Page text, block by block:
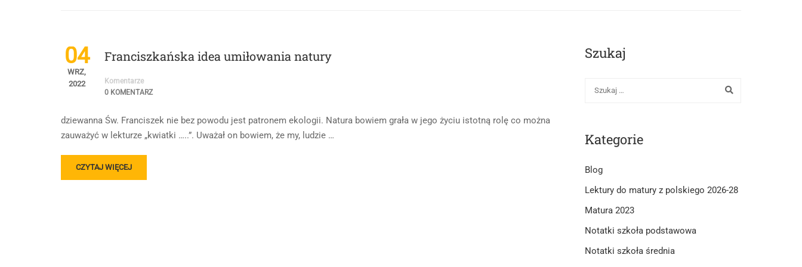
04
WRZ,
2022
Franciszkańska idea umiłowania natury
Komentarze
0 KOMENTARZ
dziewanna Św. Franciszek nie bez powodu jest patronem ekologii. Natura bowiem grała w jego życiu istotną rolę co można
zauważyć w lekturze „kwiatki …..”. Uważał on bowiem, że my, ludzie …
READ
MORE
CZYTAJ WIĘCEJ
Szukaj
Kategorie
Blog
Lektury do matury z polskiego 2026-28
Matura 2023
Notatki szkoła podstawowa
Notatki szkoła średnia